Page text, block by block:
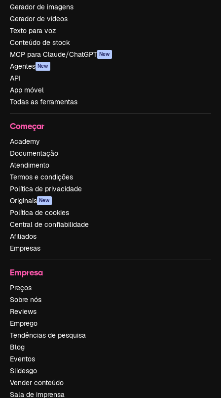
Gerador de imagens
Gerador de vídeos
Texto para voz
Conteúdo de stock
MCP para Claude/ChatGPT New
Agentes New
API
App móvel
Todas as ferramentas
Começar
Academy
Documentação
Atendimento
Termos e condições
Política de privacidade
Originais New
Política de cookies
Central de confiabilidade
Afiliados
Empresas
Empresa
Preços
Sobre nós
Reviews
Emprego
Tendências de pesquisa
Blog
Eventos
Slidesgo
Vender conteúdo
Sala de imprensa